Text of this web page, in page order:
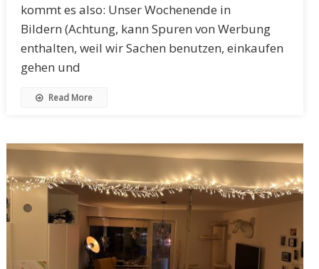
kommt es also: Unser Wochenende in
Bildern (Achtung, kann Spuren von Werbung
enthalten, weil wir Sachen benutzen, einkaufen
gehen und
Read More